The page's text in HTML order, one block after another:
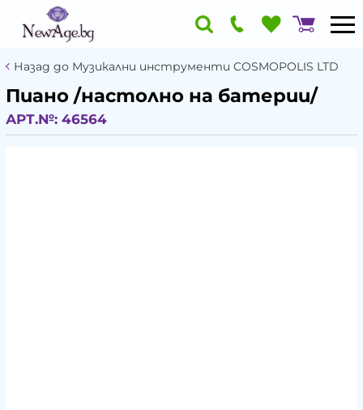
Назад до Музикални инструменти COSMOPOLIS LTD
Пиано /настолно на батерии/
АРТ.№: 46564